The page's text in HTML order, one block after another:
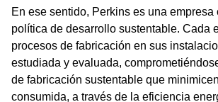
En ese sentido, Perkins es una empresa
política de desarrollo sustentable. Cada
procesos de fabricación en sus
estudiada y evaluada,
de fabricación sustentable que
consumida, a través de la eficiencia